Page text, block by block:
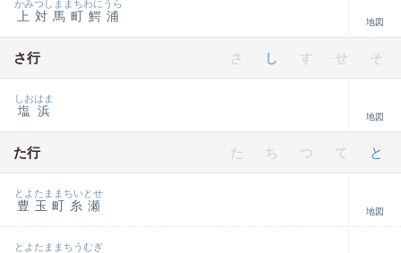
上対馬町鰐浦
かみつしままちわにうら
地図
さ行 さ し す せ そ
塩浜
しおはま
地図
た行 た ち つ て と
豊玉町糸瀬
とよたままちいとせ
地図
とよたままちうむぎ